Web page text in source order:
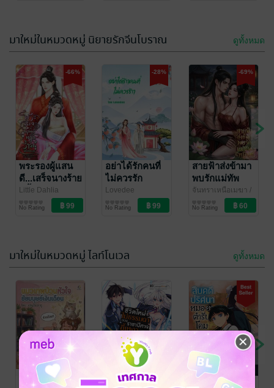
มาใหม่ในหมวดหมู่ นิยายรักจีนโบราณ ดูทั้งหมด
-66%
พระรองผู้แสน
ดี...เสร็จนางร้าย
ผู้นี้แน่นอน
Little Dahlia
นิยายรักจีนโบราณ
No Rating
-28%
อย่าได้รักคนที่
ไม่ควรรัก
Lovedee
นิยายรักจีนโบราณ
No Rating
-69%
สายฟ้าส่งข้ามา
พบรักแม่ทัพ
ทมิฬ
จันทราเหนือเมฆา /
จันทราเหนือเมฆ
นิยายรักจีนโบราณ
No Rating
มาใหม่ในหมวดหมู่ ไลท์โนเวล ดูทั้งหมด
แมวเทพป่วนหัว
ชีวิตใหม่ไม่
สืบคดีปริศนา